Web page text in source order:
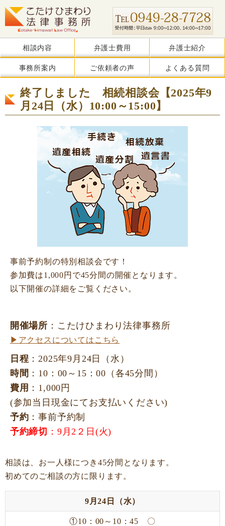
相談内容 弁護士費用 弁護士紹介
事務所案内 ご依頼者の声 よくある質問
終了しました 相続相談会【2025年9
月24日（水）10:00～15:00】
事前予約制の特別相談会です！
参加費は1,000円で45分間の開催となります。
以下開催の詳細をご覧ください。
開催場所 ：こたけひまわり法律事務所
▶アクセスについてはこちら
日程 ：2025年9月24日（水）
時間 ：10：00～15：00（各45分間）
費用 ：1,000円
(参加当日現金にてお支払いください)
予約 ：事前予約制
予約締切 ：9月2２日(火)
相談は、お一人様につき45分間となります。
初めてのご相談の方に限ります。
9月24日（水）
①10：00～10：45 〇